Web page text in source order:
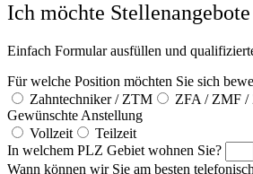
Ich möchte
Einfach Formular ausfüllen und
Für welche Position möchten Sie sich
Zahntechniker / ZTM
ZFA / ZMF /
Gewünschte Anstellung
Vollzeit
Teilzeit
In welchem PLZ Gebiet wohnen Sie?
Wann können wir Sie am besten